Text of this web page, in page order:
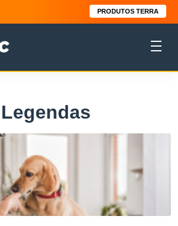
PRODUTOS TERRA
Legendas